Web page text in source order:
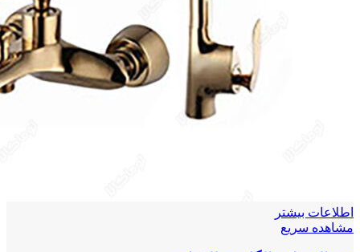
اطلاعات بیشتر
مشاهده سریع